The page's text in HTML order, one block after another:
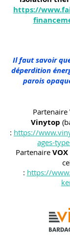
https://
Il faut savoir
déperdition
parois
Partenaire
Vinytop
: https://
ages-
Partenaire
: https://